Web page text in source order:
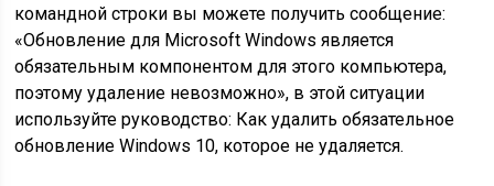
командной строки вы можете получить сообщение:
«Обновление для Microsoft Windows является
обязательным компонентом для этого компьютера,
поэтому удаление невозможно», в этой ситуации
используйте руководство: Как удалить обязательное
обновление Windows 10, которое не удаляется.